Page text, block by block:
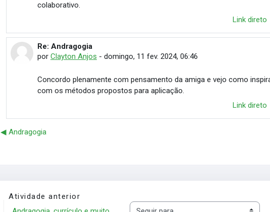
colaborativo.
Link direto
Em resposta à Rosenilde Cordeiro
Re: Andragogia
por Clayton Anjos - domingo, 11 fev. 2024, 06:46
Concordo plenamente com pensamento da amiga e vejo como
com os métodos propostos para aplicação.
Link direto
◀︎ Andragogia
Atividade anterior